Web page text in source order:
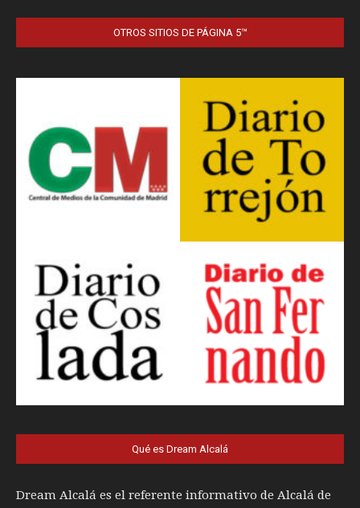
OTROS SITIOS DE PÁGINA 5™
Qué es Dream Alcalá
Dream Alcalá es el referente informativo de Alcalá de